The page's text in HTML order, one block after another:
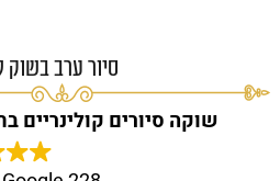
שאלות
המלצות
צור קשר
סיור ערב בשוק
שוקה סיורים קולינריים